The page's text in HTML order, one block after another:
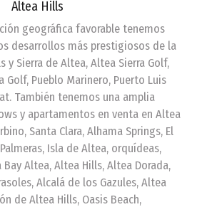
Altea Hills
geográfica favorable tenemos
desarrollos más prestigiosos de la
y Sierra de Altea, Altea Sierra Golf,
Golf, Pueblo Marinero, Puerto Luis
También tenemos una amplia
y apartamentos en venta en Altea
Santa Clara, Alhama Springs, El
Isla de Altea, orquídeas,
Altea, Altea Hills, Altea Dorada,
Alcalá de los Gazules, Altea
de Altea Hills, Oasis Beach,